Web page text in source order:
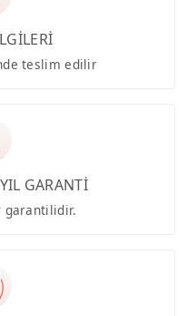
teslim edilir
GARANTİ